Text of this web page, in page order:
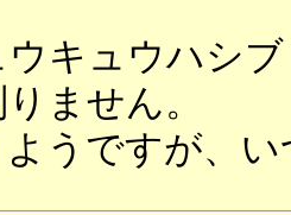
ウキュウハシ
ません。
うですが、